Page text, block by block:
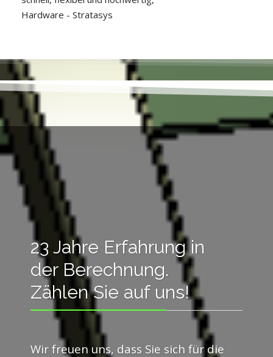
Hardware - Stratasys
23 Jahre Erfahrung in
der Berechnung.
Zählen Sie auf uns!
Wir freuen uns, dass Sie sich für die